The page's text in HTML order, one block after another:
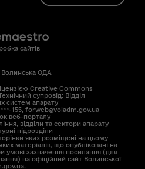
сайтів
ОДА
Creative Commons
супровід: Відділ
систем апарату
155, forweb@voladm.gov.ua
веб-порталу
відділи та сектори апарату
підрозділи
яких розміщені на цьому
матеріалів, що опубліковані на
умові зазначення посилання (для
на офіційний сайт Волинської